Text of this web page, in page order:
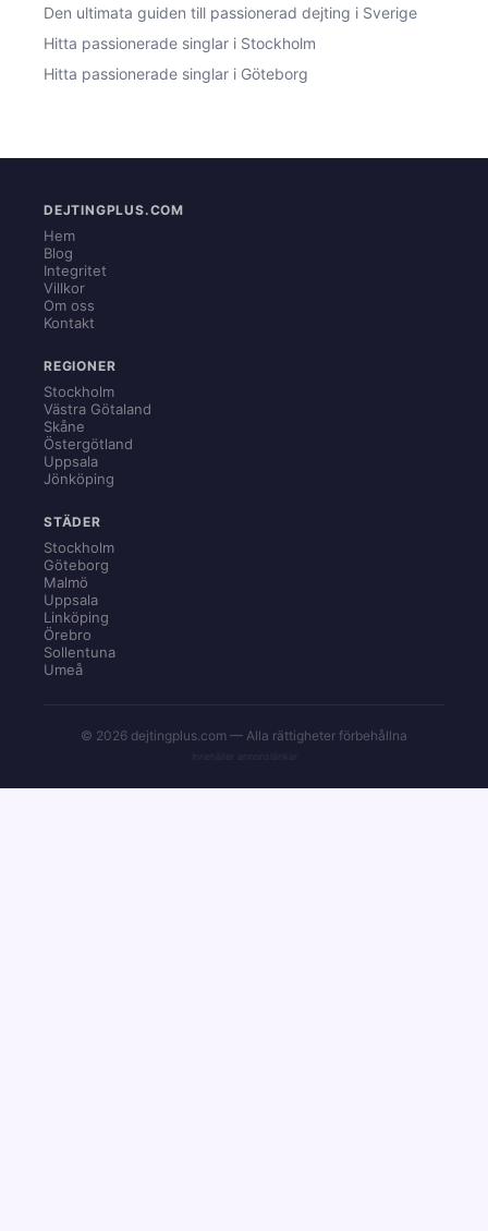
Den ultimata guiden till passionerad dejting i Sverige
Hitta passionerade singlar i Stockholm
Hitta passionerade singlar i Göteborg
DEJTINGPLUS.COM
Hem
Blog
Integritet
Villkor
Om oss
Kontakt
REGIONER
Stockholm
Västra Götaland
Skåne
Östergötland
Uppsala
Jönköping
STÄDER
Stockholm
Göteborg
Malmö
Uppsala
Linköping
Örebro
Sollentuna
Umeå
© 2026 dejtingplus.com — Alla rättigheter förbehållna